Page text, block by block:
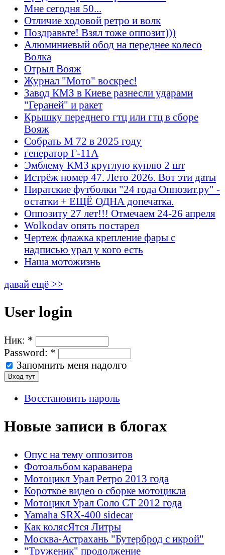
Мне сегодня 50...
Отличие ходовой ретро и волк
Поздравьте! Взял тоже оппозит)))
Алюминиевый обод на переднее колесо
Волка
Отрыл Вояж
Журнал "Мото" воскрес!
Завод КМЗ в Киеве разнесли ударами
"Гераней" и ракет
Крышку переднего гтц или гтц в сборе
Вояж
Собрать М 72 в 2025 году
генератор Г-11А
Эмблему КМЗ круглую куплю 2 шт
Истрёж номер 47. Лето 2026. Вот эти даты
Пиратские футболки "24 года Оппозит.ру" -
остатки + ЕЩЁ ОДНА допечатка.
Оппозиту 27 лет!!! Отмечаем 24-26 апреля
Wolkodav опять постарел
Чертеж флажка крепление фары с
надписью урал у кого есть
Наша мотожизнь
давай ещё >>
User login
Ник: *
Password: *
Запомнить меня надолго
Восстановить пароль
Новые записи в блогах
Опус на тему оппозитов
Фотоальбом караванера
Мотоцикл Урал Ретро 2013 года
Короткое видео о сборке мотоцикла
Мотоцикл Урал Соло СТ 2012 года
Yamaha SRX-400 sidecar
Как колясЯтся Литры
Москва-Астрахань "Бутерброд с икрой"
"Труженик" продолжение